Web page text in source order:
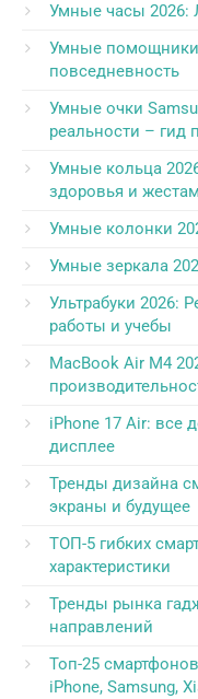
Умные часы 2026:
Умные
повседневность
Умные очки
реальности – гид
Умные кольца
здоровья и
Умные колонки
Умные зеркала
Ультрабуки 2026:
работы и учебы
MacBook Air M4
iPhone 17 Air: все
дисплее
Тренды дизайна
экраны и будущее
ТОП-5 гибких
характеристики
Тренды рынка
направлений
Топ-25
iPhone, Samsung,